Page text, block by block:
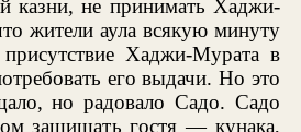
казни, не принимать Хаджи-
жители аула всякую минуту
Хаджи-Мурата в
его выдачи. Но это
но радовало Садо. Садо
защищать гостя — кунака,